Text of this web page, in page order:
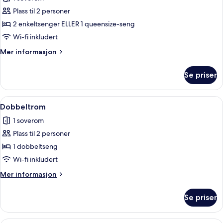
av
Dobbeltrom
–
superior,
terrasse,
Plass til 2 personer
2 enkeltsenger ELLER 1 queensize-seng
Wi-fi inkludert
Mer informasjon
Mer
–
superior,
terrasse,
Se priser
Åpne
alle
bildene
av
Dobbeltrom
Dobbeltrom | Skrivebord,
6
Dobbeltrom
1 soverom
Plass til 2 personer
1 dobbeltseng
Wi-fi inkludert
Mer informasjon
Mer
Se priser